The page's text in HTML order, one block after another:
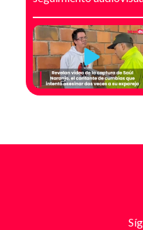
digitales, suplantación
directa sobre
investigación no
temor de un
mensajes y llamadas